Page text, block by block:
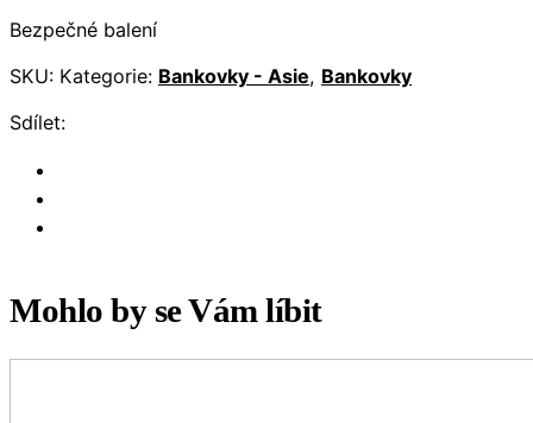
Bezpečné balení
SKU: Kategorie: Bankovky - Asie, Bankovky
Sdílet:
Mohlo by se Vám líbit